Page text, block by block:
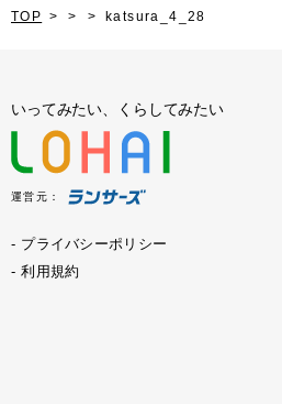
TOP katsura_4_28
いってみたい、くらしてみたい
運営元：
プライバシーポリシー
利用規約